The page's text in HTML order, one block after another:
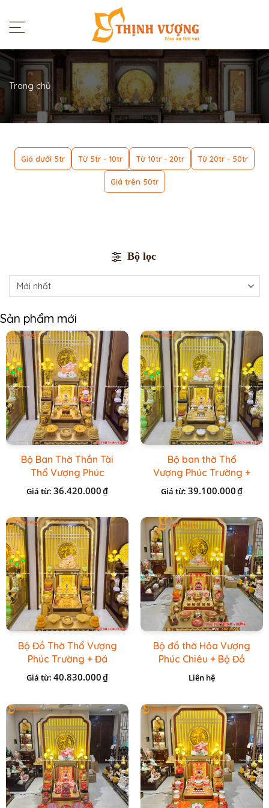
Trang chủ
Giá dưới 5tr Từ 5tr - 10tr Từ 10tr - 20tr Từ 20tr - 50tr
Giá trên 50tr
Bộ lọc
Sản phẩm mới
Bộ Ban Thờ Thần Tài
Thổ Vượng Phúc
Trường + Bộ Đồ Sứ
Cao Cấp Gấm Vàng
Giá từ: 36.420.000₫
Bộ ban thờ Thổ
Vượng Phúc Trường +
Đồ Sứ Vàng Đá Cao
Giá từ: 39.100.000₫
Bộ Đồ Thờ Thổ Vượng
Phúc Trường + Đá
Onix Vàng
Giá từ: 40.830.000₫
Bộ đồ thờ Hỏa Vượng
Phúc Chiêu + Bộ Đồ
Thờ Đá Đỏ Bọc Đồng
Cao cấp
Liên hệ